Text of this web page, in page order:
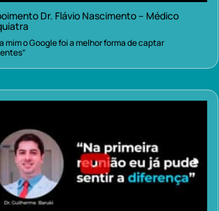
Dr. Flávio Nascimento – Médico
mim o Google foi a melhor forma de captar